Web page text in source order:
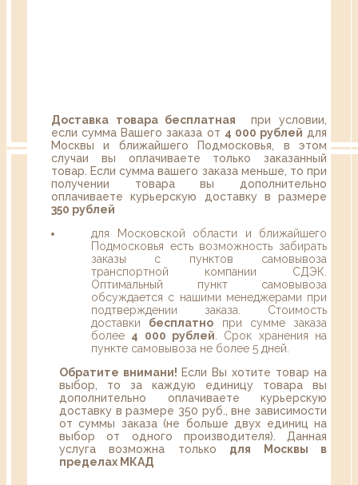
Доставка товара бесплатная при условии,
если сумма Вашего заказа от 4 000 рублей для
Москвы и ближайшего Подмосковья, в этом
случаи вы оплачиваете только заказанный
товар. Если сумма вашего заказа меньше, то при
получении товара вы дополнительно
оплачиваете курьерскую доставку в размере
350 рублей
для Московской области и ближайшего
Подмосковья есть возможность забирать
заказы с пунктов самовывоза
транспортной компании СДЭК.
Оптимальный пункт самовывоза
обсуждается с нашими менеджерами при
подтверждении заказа. Стоимость
доставки бесплатно при сумме заказа
более 4 000 рублей . Срок хранения на
пункте самовывоза не более 5 дней.
Обратите внимани! Если Вы хотите товар на
выбор, то за каждую единицу товара вы
дополнительно оплачиваете курьерскую
доставку в размере 350 руб., вне зависимости
от суммы заказа (не больше двух единиц на
выбор от одного производителя). Данная
услуга возможна только для Москвы в
пределах МКАД